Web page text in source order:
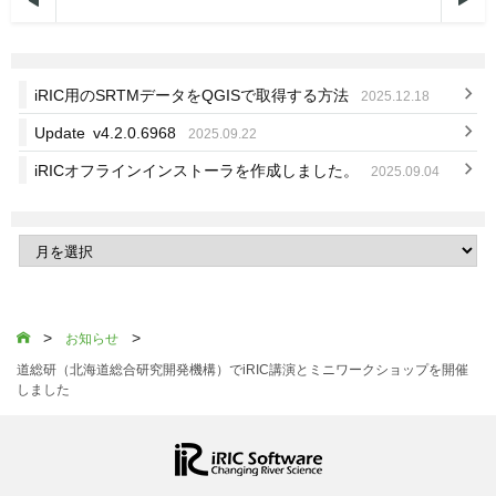
iRIC用のSRTMデータをQGISで取得する方法 2025.12.18
Update v4.2.0.6968 2025.09.22
iRICオフラインインストーラを作成しました。 2025.09.04
 > お知らせ >
道総研（北海道総合研究開発機構）でiRIC講演とミニワークショップを開催
しました